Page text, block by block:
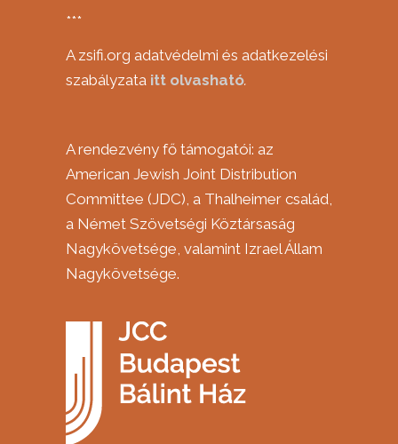
***
A zsifi.org adatvédelmi és adatkezelési
szabályzata itt olvasható.
A rendezvény fő támogatói: az
American Jewish Joint Distribution
Committee (JDC), a Thalheimer család,
a Német Szövetségi Köztársaság
Nagykövetsége, valamint Izrael Állam
Nagykövetsége.